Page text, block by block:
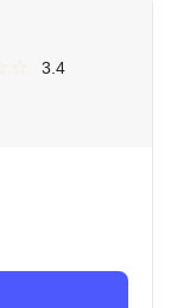
3.4